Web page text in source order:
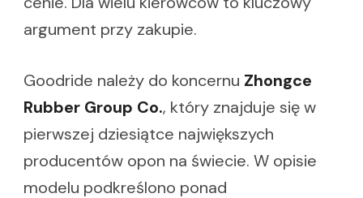
argument przy zakupie.
Goodride należy do koncernu Zhongce
Rubber Group Co., który znajduje się w
pierwszej dziesiątce największych
producentów opon na świecie. W opisie
modelu podkreślono ponad